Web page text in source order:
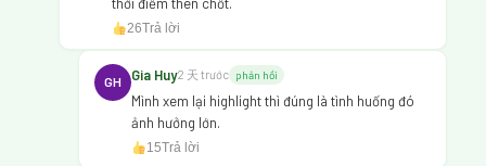
26Trả lời
GH Gia Huy2 天 trước phản hồi
Mình xem lại highlight thì đúng là tình huống đó
ảnh hưởng lớn.
15Trả lời